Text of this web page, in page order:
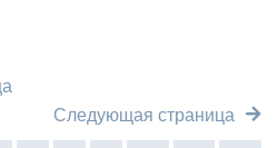
Следующая страница